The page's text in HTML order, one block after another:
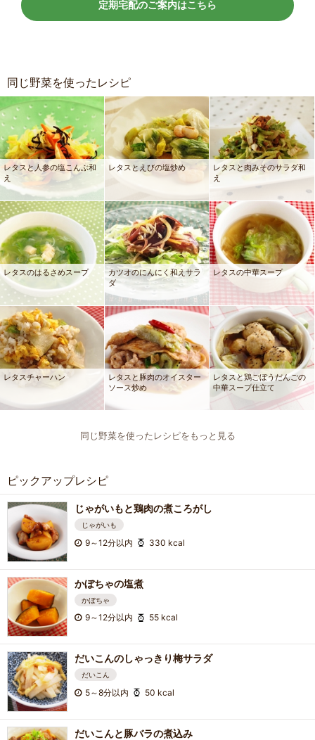
定期宅配のご案内はこちら
同じ野菜を使ったレシピ
レタスと人参の塩こんぶ和
え
レタスとえびの塩炒め
レタスと肉みそのサラダ和
え
レタスのはるさめスープ
カツオのにんにく和えサラ
ダ
レタスの中華スープ
レタスチャーハン
レタスと豚肉のオイスター
ソース炒め
レタスと鶏ごぼうだんごの
中華スープ仕立て
同じ野菜を使ったレシピをもっと見る
ピックアップレシピ
じゃがいもと鶏肉の煮ころがし
じゃがいも
9～12分以内 330 kcal
かぼちゃの塩煮
かぼちゃ
9～12分以内 55 kcal
だいこんのしゃっきり梅サラダ
だいこん
5～8分以内 50 kcal
だいこんと豚バラの煮込み